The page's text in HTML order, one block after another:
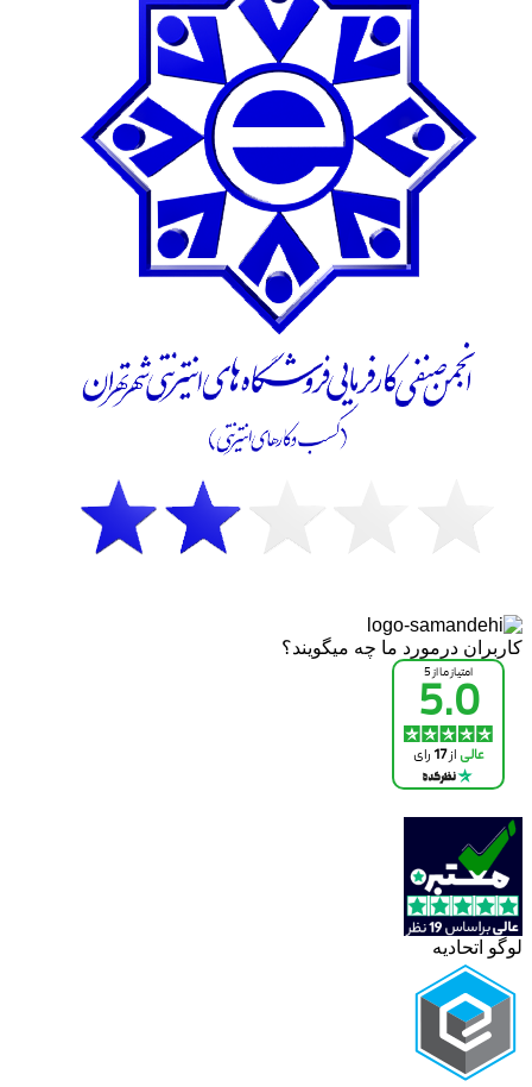
کاربران درمورد ما چه میگویند؟
لوگو اتحادیه